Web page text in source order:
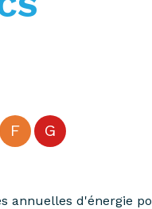
F G
annuelles d'énergie